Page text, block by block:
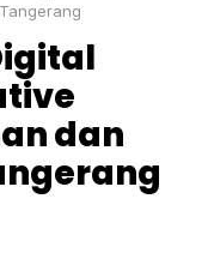
dan